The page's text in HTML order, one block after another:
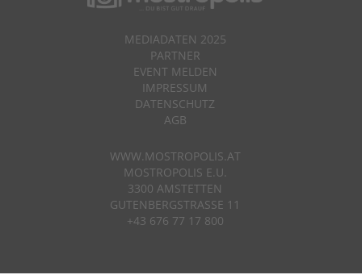
MEDIADATEN 2025
PARTNER
EVENT MELDEN
IMPRESSUM
DATENSCHUTZ
AGB
WWW.MOSTROPOLIS.AT
MOSTROPOLIS E.U.
3300 AMSTETTEN
GUTENBERGSTRASSE 11
+43 676 77 17 800